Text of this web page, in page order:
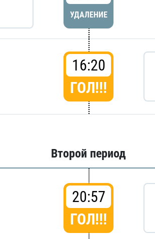
УДАЛЕНИЕ
16:20
ГОЛ!!!
Второй период
20:57
ГОЛ!!!